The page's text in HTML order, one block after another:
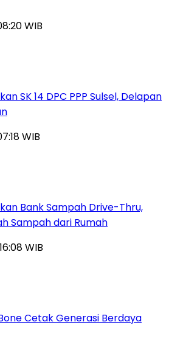
WIB
SK 14 DPC PPP Sulsel, Delapan
WIB
Bank Sampah Drive-Thru,
Sampah dari Rumah
WIB
Cetak Generasi Berdaya